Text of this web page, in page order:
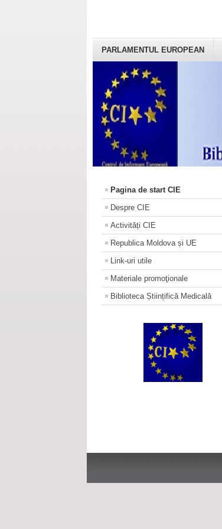
PARLAMENTUL EUROPEAN
Pagina de start CIE
Despre CIE
Activități CIE
Republica Moldova și UE
Link-uri utile
Materiale promoţionale
Biblioteca Științifică Medicală